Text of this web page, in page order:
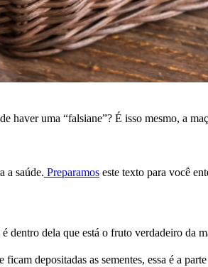
haver uma “falsiane”? É isso mesmo, a
a saúde. Preparamos este texto para você
dentro dela que está o fruto verdadeiro da
depositadas as sementes, essa é a